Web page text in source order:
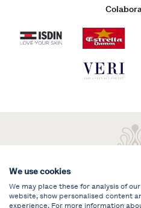
We use cookies
We may place these for analysis of
website, show personalised content
experience. For more information